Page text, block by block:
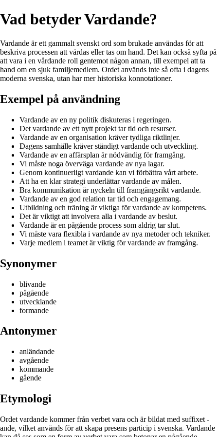
Vad betyder Vardande?
Vardande är ett gammalt svenskt ord som brukade användas för att
beskriva processen att vårdas eller tas om hand. Det kan också syfta på
att vara i en vårdande roll gentemot någon annan, till exempel att ta
hand om en sjuk familjemedlem. Ordet används inte så ofta i dagens
moderna svenska, utan har mer historiska konnotationer.
Exempel på användning
Vardande av en ny politik diskuteras i regeringen.
Det vardande av ett nytt projekt tar tid och resurser.
Vardande av en organisation kräver tydliga riktlinjer.
Dagens samhälle kräver ständigt vardande och utveckling.
Vardande av en affärsplan är nödvändig för framgång.
Vi måste noga överväga vardande av nya lagar.
Genom kontinuerligt vardande kan vi förbättra vårt arbete.
Att ha en klar strategi underlättar vardande av målen.
Bra kommunikation är nyckeln till framgångsrikt vardande.
Vardande av en god relation tar tid och engagemang.
Utbildning och träning är viktiga för vardande av kompetens.
Det är viktigt att involvera alla i vardande av beslut.
Vardande är en pågående process som aldrig tar slut.
Vi måste vara flexibla i vardande av nya metoder och tekniker.
Varje medlem i teamet är viktig för vardande av framgång.
Synonymer
blivande
pågående
utvecklande
formande
Antonymer
anländande
avgående
kommande
gående
Etymologi
Ordet vardande kommer från verbet vara och är bildat med suffixet -
ande, vilket används för att skapa presens particip i svenska. Vardande